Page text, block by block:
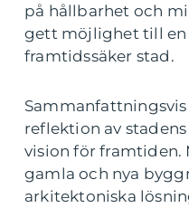
på hållbarhet och
gett möjlighet till en
framtidssäker stad.
reflektion av
vision för framtiden.
gamla och nya
arkitektoniska